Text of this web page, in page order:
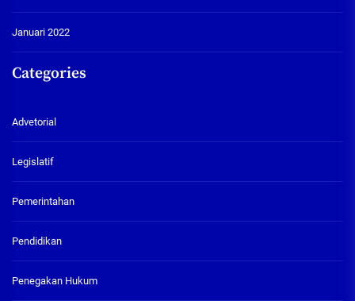
Januari 2022
Categories
Advetorial
Legislatif
Pemerintahan
Pendidikan
Penegakan Hukum